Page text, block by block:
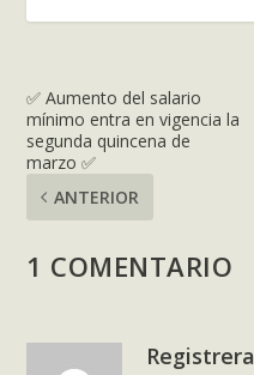
✅ Aumento del salario
mínimo entra en vigencia la
segunda quincena de
marzo ✅
ANTERIOR
1 COMENTARIO
Registrera